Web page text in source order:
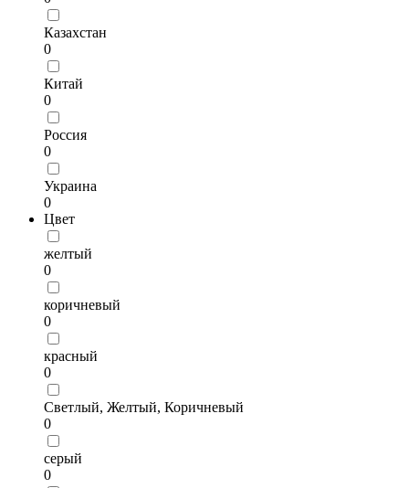
Казахстан
0
Китай
0
Россия
0
Украина
0
Цвет
желтый
0
коричневый
0
красный
0
Светлый, Желтый, Коричневый
0
серый
0